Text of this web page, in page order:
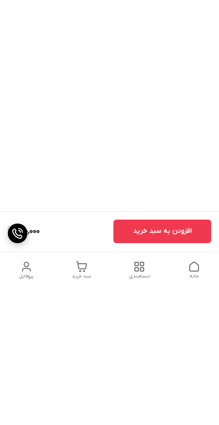
150,000 افزودن به سبد خرید
پروفایل سبد خرید دسته‌بندی خانه